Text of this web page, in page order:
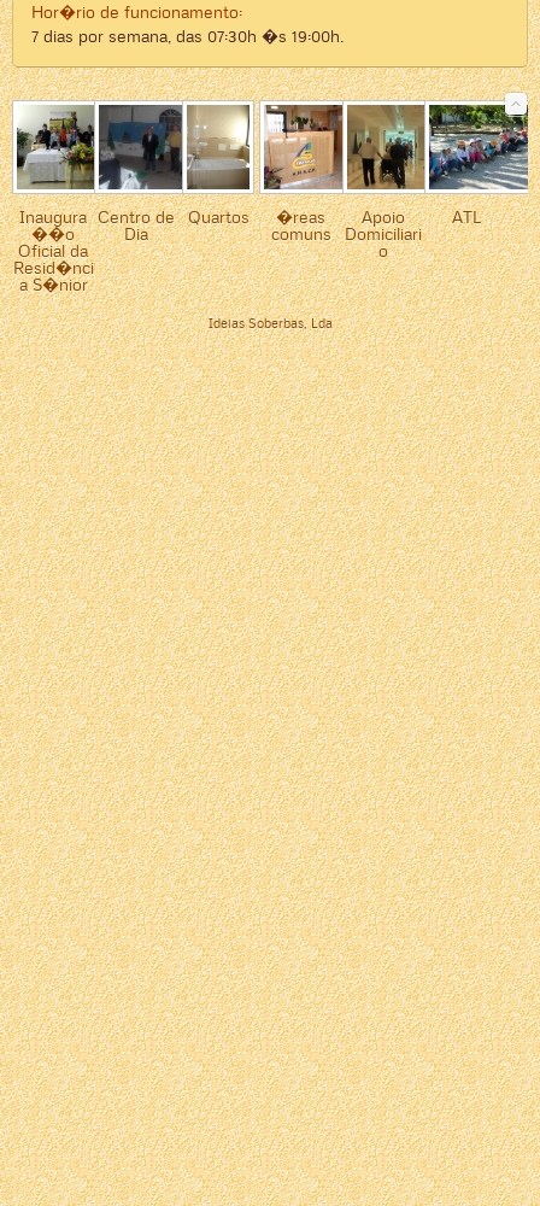
Hor�rio de funcionamento:
7 dias por semana, das 07:30h �s 19:00h.
Inaugura
��o
Oficial da
Resid�nci
a S�nior
Centro de
Dia
Quartos �reas
comuns
Apoio
Domiciliari
o
ATL
Ideias Soberbas, Lda